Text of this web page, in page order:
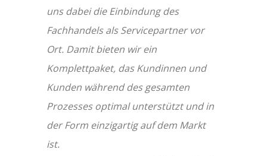
uns dabei die Einbindung des
Fachhandels als Servicepartner vor
Ort. Damit bieten wir ein
Komplettpaket, das Kundinnen und
Kunden während des gesamten
Prozesses optimal unterstützt und in
der Form einzigartig auf dem Markt
ist.